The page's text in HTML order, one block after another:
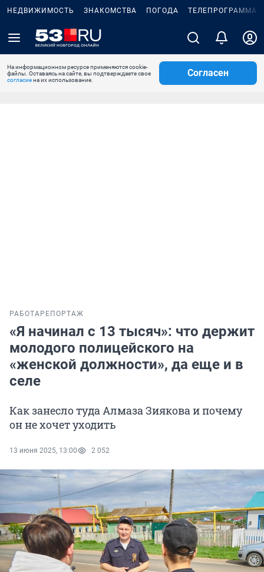
НЕДВИЖИМОСТЬ ЗНАКОМСТВА ПОГОДА ТЕЛЕПРОГРАММА
На информационном ресурсе применяются cookie-
файлы. Оставаясь на сайте, вы подтверждаете свое
согласиена их использование.
Согласен
РАБОТА РЕПОРТАЖ
«Я начинал с 13 тысяч»: что держит
молодого полицейского на
«женской должности», да еще и в
селе
Как занесло туда Алмаза Зиякова и почему
он не хочет уходить
13 июня 2025, 13:00 2 052